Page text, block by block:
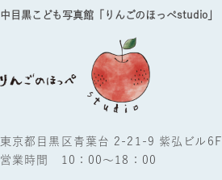
中目黒こども写真館「りんごのほっぺstudio」
東京都目黒区青葉台 2-21-9 紫弘ビル6F
営業時間 10：00～18：00